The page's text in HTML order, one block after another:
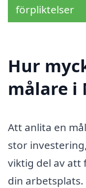
förpliktelser
Hur
målare i
Att anlita en
stor
viktig del av att
din